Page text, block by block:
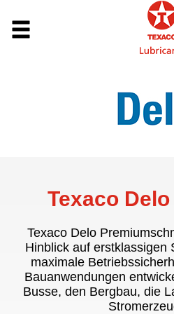
Texaco
Texaco Delo
Hinblick auf erstklassigen
maximale
Bauanwendungen
Busse, den Bergbau, die